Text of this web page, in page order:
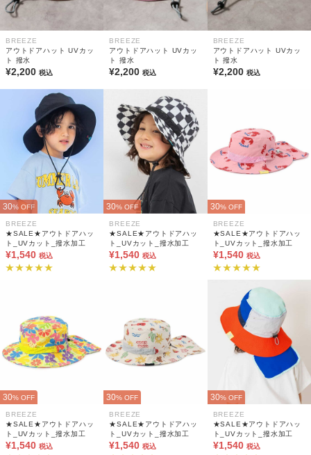
BREEZE
アウトドアハット UVカッ
ト 撥水
¥2,200 税込
BREEZE
アウトドアハット UVカッ
ト 撥水
¥2,200税込
BREEZE
アウトドアハット UVカッ
ト 撥水
¥2,200 税込
30% OFF
BREEZE
★SALE★アウトドアハッ
ト_UVカット_撥水加工
¥1,540 税込
30% OFF
BREEZE
★SALE★アウトドアハッ
ト_UVカット_撥水加工
¥1,540 税込
30% OFF
BREEZE
★SALE★アウトドアハッ
ト_UVカット_撥水加工
¥1,540 税込
30% OFF
BREEZE
★SALE★アウトドアハッ
ト_UVカット_撥水加工
¥1,540 税込
30% OFF
BREEZE
★SALE★アウトドアハッ
ト_UVカット_撥水加工
¥1,540 税込
30% OFF
BREEZE
★SALE★アウトドアハッ
ト_UVカット_撥水加工
¥1,540 税込